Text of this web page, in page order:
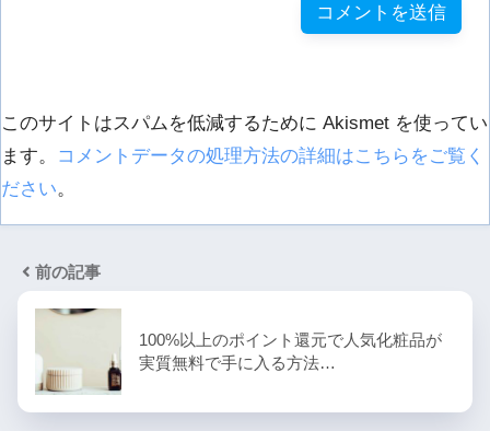
このサイトはスパムを低減するために Akismet を使ってい
ます。
コメントデータの処理方法の詳細はこちらをご覧く
ださい。
前の記事
100%以上のポイント還元で人気化粧品が
実質無料で手に入る方法…